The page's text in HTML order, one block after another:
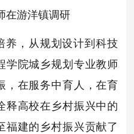
在游洋镇调研
养，从规划设计到科技
学院城乡规划专业教师
，在服务中育人，在育
释高校在乡村振兴中的
福建的乡村振兴贡献了